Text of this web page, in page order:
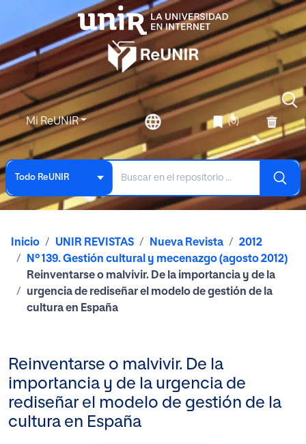
Mi ReUNIR (0)
Todo ReUNIR
Inicio UNIR REVISTAS Nueva Revista
2012
Nº 139. Gestión cultural y mecenazgo (agosto 2012)
Reinventarse o malvivir. De la importancia y de la
urgencia de rediseñar el modelo de gestión de la
cultura en España
Reinventarse o malvivir. De la
importancia y de la urgencia de
rediseñar el modelo de gestión de la
cultura en España